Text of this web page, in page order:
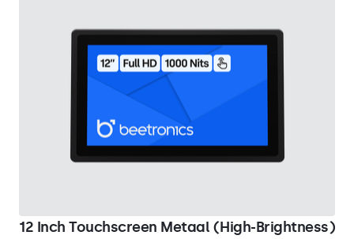
12 Inch Touchscreen Metaal (High-Brightness)